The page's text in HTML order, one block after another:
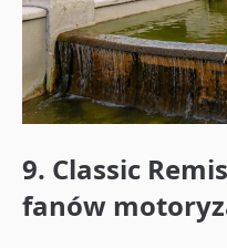
9. Classic
fanów